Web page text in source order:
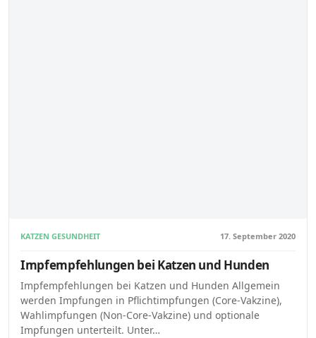
KATZEN GESUNDHEIT 17. September 2020
Impfempfehlungen bei Katzen und Hunden
Impfempfehlungen bei Katzen und Hunden Allgemein
werden Impfungen in Pflichtimpfungen (Core-Vakzine),
Wahlimpfungen (Non-Core-Vakzine) und optionale
Impfungen unterteilt. Unter…